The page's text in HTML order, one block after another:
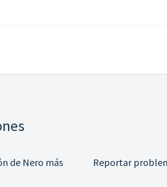
de Nero más
Reportar